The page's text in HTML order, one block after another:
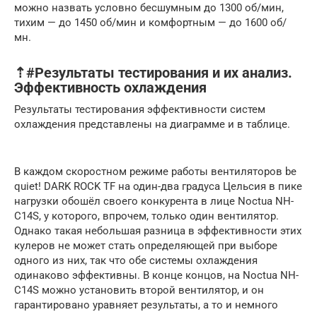
можно назвать условно бесшумным до 1300 об/мин,
тихим — до 1450 об/мин и комфортным — до 1600 об/
мн.
⇡#Результаты тестирования и их анализ.
Эффективность охлаждения
Результаты тестирования эффективности систем
охлаждения представлены на диаграмме и в таблице.
В каждом скоростном режиме работы вентиляторов be
quiet! DARK ROCK TF на один-два градуса Цельсия в пике
нагрузки обошёл своего конкурента в лице Noctua NH-
C14S, у которого, впрочем, только один вентилятор.
Однако такая небольшая разница в эффективности этих
кулеров не может стать определяющей при выборе
одного из них, так что обе системы охлаждения
одинаково эффективны. В конце концов, на Noctua NH-
C14S можно установить второй вентилятор, и он
гарантировано уравняет результаты, а то и немного